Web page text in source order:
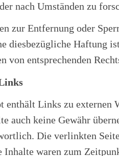
nach Umständen zu
zur Entfernung oder
diesbezügliche Haftung
von entsprechenden
enthält Links zu externen
auch keine Gewähr
Die verlinkten
Inhalte waren zum